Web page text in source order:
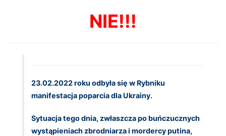
NIE!!!
23.02.2022 roku odbyła się w Rybniku
manifestacja poparcia dla Ukrainy.
Sytuacja tego dnia, zwłaszcza po buńczucznych
wystąpieniach zbrodniarza i mordercy putina,